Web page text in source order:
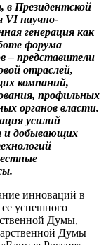
в Президентской
VI научно-
генерация как
форума
– представители
отраслей,
компаний,
профильных
органов власти.
усилий
и добывающих
инноваций в
ее успешного
Думы,
Думы